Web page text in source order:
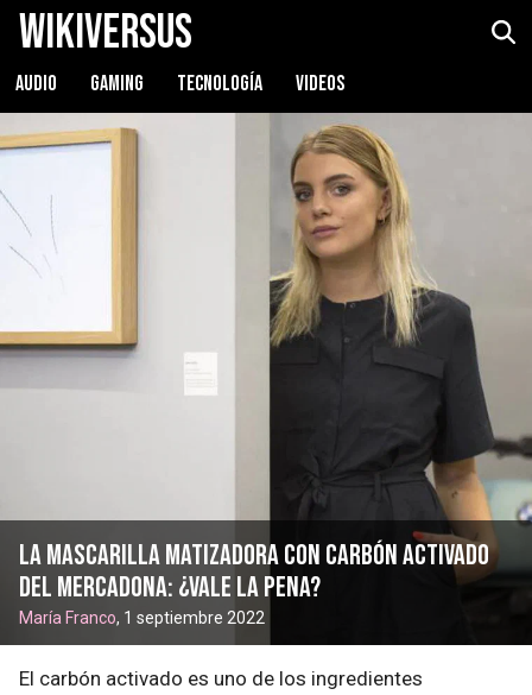
WikiVersus
AUDIO GAMING TECNOLOGÍA VIDEOS
La mascarilla matizadora con carbón activado
del Mercadona: ¿vale la pena?
María Franco, 1 septiembre 2022
El carbón activado es uno de los ingredientes